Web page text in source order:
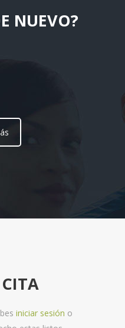
NUEVO?
iniciar sesión o